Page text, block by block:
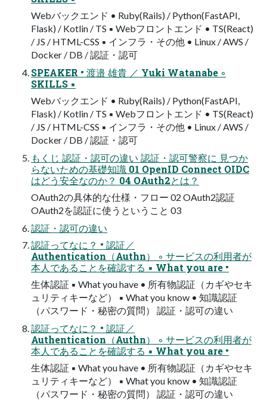
Webバックエンド • Ruby(Rails) / Python(FastAPI,
Flask) / Kotlin / TS ▪ Webフロントエンド • TS(React)
/ JS / HTML-CSS ▪ インフラ・その他 • Linux / AWS /
Docker / DB / 認証・認可
SPEAKER • 渡邉 雄貴 ／ Yuki Watanabe ◦
SKILLS ▪
Webバックエンド • Ruby(Rails) / Python(FastAPI,
Flask) / Kotlin / TS ▪ Webフロントエンド • TS(React)
/ JS / HTML-CSS ▪ インフラ・その他 • Linux / AWS /
Docker / DB / 認証・認可
もくじ 認証・認可の違い 認証・認可警察に 見つか
らないための基礎知識 01 OpenID Connect OIDC
はどう安全なのか？ 04 OAuth2とは？
OAuth2の具体的な仕様・フロー 02 OAuth2認証
OAuth2を認証に使うということ 03
認証・認可の違い
認証ってなに？ • 認証／
Authentication（Authn） ◦ サービスの利用者が
本人であることを確認する ▪ What you are •
生体認証 ▪ What you have • 所有物認証（カギやセキ
ュリティキーなど） ▪ What you know • 知識認証
（パスワード・秘密の質問） 認証・認可の違い
認証ってなに？ • 認証／
Authentication（Authn） ◦ サービスの利用者が
本人であることを確認する ▪ What you are •
生体認証 ▪ What you have • 所有物認証（カギやセキ
ュリティキーなど） ▪ What you know • 知識認証
（パスワード・秘密の質問） 認証・認可の違い